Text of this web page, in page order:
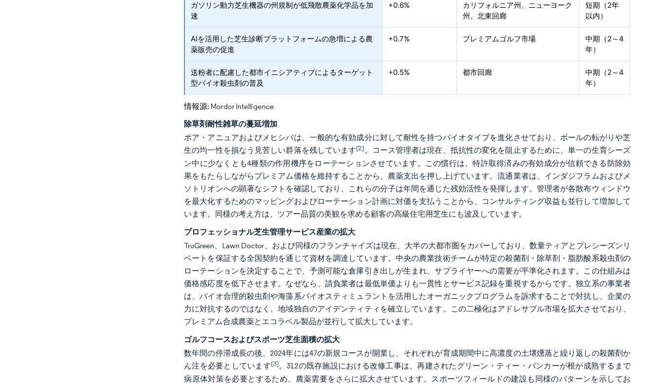
ガソリン動力芝生機器の州規制が低飛散農薬化学品を加
速
+0.6%
カリフォルニア州、ニューヨーク
州、北東回廊
短期（2年
以内）
AIを活用した芝生診断プラットフォームの急増による農
薬販売の促進
+0.7% プレミアムゴルフ市場
中期（2～4
年）
送粉者に配慮した都市イニシアティブによるターゲット
型バイオ殺虫剤の普及
+0.5% 都市回廊
中期（2～4
年）
情報源: Mordor Intelligence
除草剤耐性雑草の蔓延増加
ポア・アニュアおよびメヒシバは、一般的な有効成分に対して耐性を持つバイオタイプを進化させており、ボールの転がりや芝
生の均一性を損なう見苦しい群落を残しています[2]。コース管理者は現在、抵抗性の変化を阻止するために、単一の生育シーズ
ン中に少なくとも4種類の作用機序をローテーションさせています。この慣行は、特許取得済みの有効成分が信頼できる防除効
果をもたらしながらプレミアム価格を維持することから、農薬支出を押し上げています。流通業者は、インダジフラムおよびメ
ソトリオンへの顕著なシフトを確認しており、これらの分子は年間を通じた残効活性を発揮します。管理者が各散布ウィンドウ
を最大化するためのマッピングおよびローテーション計画に対価を支払うことから、コンサルティング収益も並行して増加して
います。同様の考え方は、ツアー品質の美観を求める顧客の高級住宅用芝生にも波及しています。
プロフェッショナル芝生管理サービス産業の拡大
TruGreen、Lawn Doctor、および同様のフランチャイズは現在、大半の大都市圏をカバーしており、数量ティアとプレシーズンリ
ベートを保証する全国契約を通じて資材を調達しています。中央の農業技術チームが特定の殺菌剤・除草剤・脂肪酸系殺虫剤の
ローテーションを決定することで、予測可能な倉庫引き出しが生まれ、サプライヤーへの需要が平準化されます。この仕組みは
価格感応度を低下させます。なぜなら、請負業者は最低単価よりも一貫性とサービス記録を重視するからです。独立系の事業者
は、バイオ合理的殺虫剤や海藻系バイオスティミュラントを活用したオーガニックプログラムを訴求することで対抗し、企業の
力に対抗するのではなく、地域独自のアイデンティティを確立しています。この二極化はアドレサブル市場を拡大させており、
プレミアム合成農薬とエコラベル製品が並行して拡大しています。
ゴルフコースおよびスポーツ芝生面積の拡大
数年間の停滞成長の後、2024年には47の新規コースが開業し、それぞれが育成期間中に高濃度の土壌燻蒸と繰り返しの殺菌剤か
ん注を必要としています[3]。312の既存施設における改修工事は、再建されたグリーン・ティー・バンカーが根が成熟するまで
病原体対策を必要とするため、農薬需要をさらに拡大させています。スポーツフィールドの建設も同様のパターンを示してお